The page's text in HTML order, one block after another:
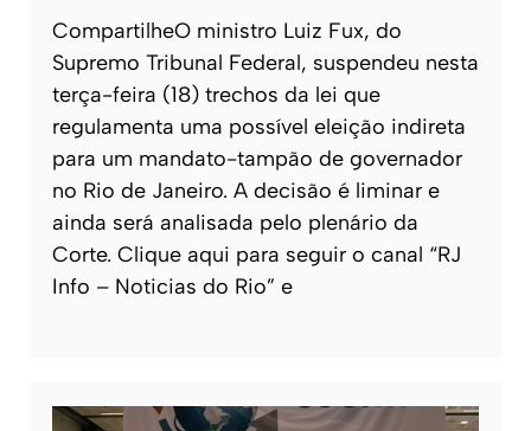
CompartilheO ministro Luiz Fux, do
Supremo Tribunal Federal, suspendeu nesta
terça-feira (18) trechos da lei que
regulamenta uma possível eleição indireta
para um mandato-tampão de governador
no Rio de Janeiro. A decisão é liminar e
ainda será analisada pelo plenário da
Corte. Clique aqui para seguir o canal “RJ
Info – Noticias do Rio” e